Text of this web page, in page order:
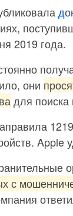
2019 года.
они
для поиска
Apple
с